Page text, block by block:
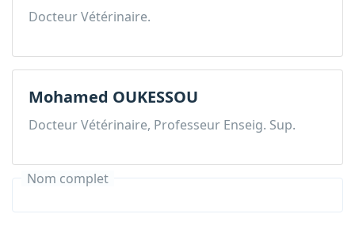
Docteur Vétérinaire.
Mohamed OUKESSOU
Docteur Vétérinaire, Professeur Enseig. Sup.
Nom complet